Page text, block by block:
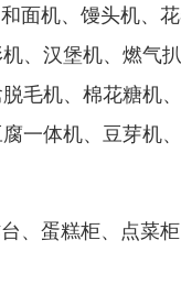
面机、馒头机、
、汉堡机、燃气
毛机、棉花糖机
一体机、豆芽机
、蛋糕柜、点菜